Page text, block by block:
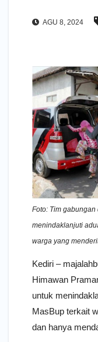
AGU 8, 2024
Foto: Tim
menindaklanjuti
warga yang
Kediri –
Himawan
untuk
MasBup terkait
dan hanya